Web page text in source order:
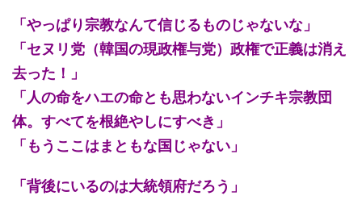
「やっぱり宗教なんて信じるものじゃないな」
「セヌリ党（韓国の現政権与党）政権で正義は消え
去った！」
「人の命をハエの命とも思わないインチキ宗教団
体。すべてを根絶やしにすべき」
「もうここはまともな国じゃない」
「背後にいるのは大統領府だろう」